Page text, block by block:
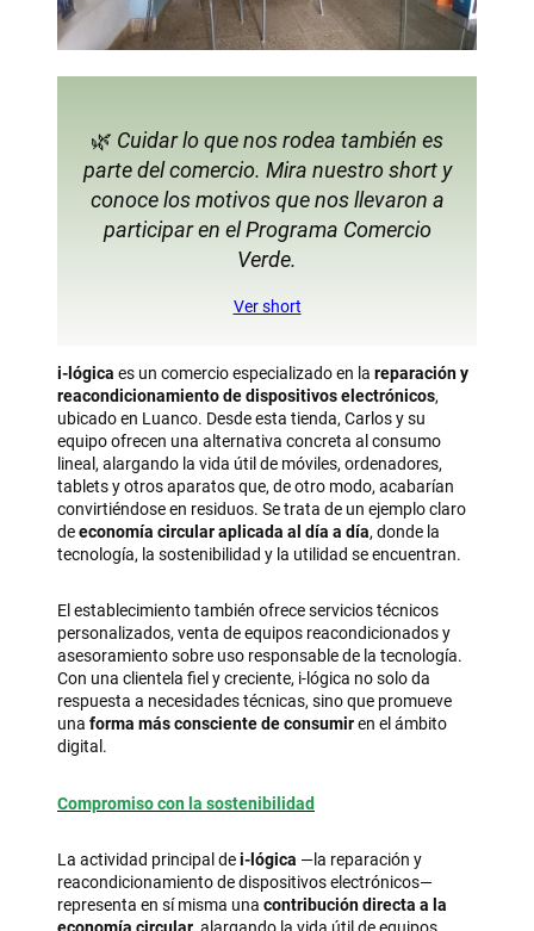
🌿 Cuidar lo que nos rodea también es
parte del comercio. Mira nuestro short y
conoce los motivos que nos llevaron a
participar en el Programa Comercio
Verde.
Ver short
i-lógica es un comercio especializado en la reparación y
reacondicionamiento de dispositivos electrónicos,
ubicado en Luanco. Desde esta tienda, Carlos y su
equipo ofrecen una alternativa concreta al consumo
lineal, alargando la vida útil de móviles, ordenadores,
tablets y otros aparatos que, de otro modo, acabarían
convirtiéndose en residuos. Se trata de un ejemplo claro
deeconomía circular aplicada al día a día, donde la
tecnología, la sostenibilidad y la utilidad se encuentran.
El establecimiento también ofrece servicios técnicos
personalizados, venta de equipos reacondicionados y
asesoramiento sobre uso responsable de la tecnología.
Con una clientela fiel y creciente, i-lógica no solo da
respuesta a necesidades técnicas, sino que promueve
una forma más consciente de consumiren el ámbito
digital.
Compromiso con la sostenibilidad
La actividad principal dei-lógica —la reparación y
reacondicionamiento de dispositivos electrónicos—
representa en sí misma una contribución directa a la